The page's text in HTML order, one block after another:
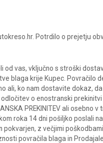
Potrdilo o prejetju
vas, vključno s stroški
blaga krije Kupec. Povračilo
ali, ko nam dostavite dokaz,
o enostranski
PREKINITEV ali osebno
roka 14 dni pošiljko poslali
z večjimi
povračila blaga in